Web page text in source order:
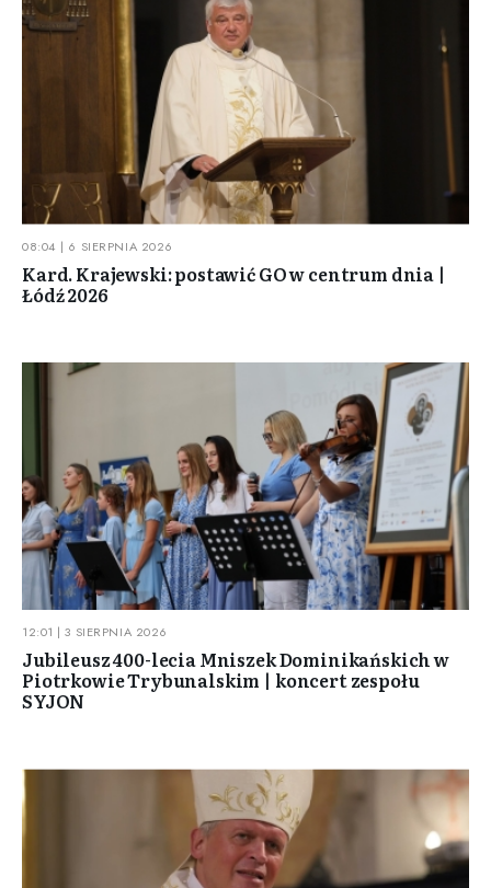
08:04 | 6 SIERPNIA 2026
Kard. Krajewski: postawić GO w centrum dnia |
Łódź 2026
12:01 | 3 SIERPNIA 2026
Jubileusz 400-lecia Mniszek Dominikańskich w
Piotrkowie Trybunalskim | koncert zespołu
SYJON